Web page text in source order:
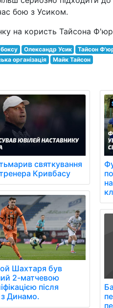
бою з Усиком.
на користь Тайсона
Олександр Усик Тайсон
організація Майк Тайсон
святкування
Кривбасу
Шахтаря був
2-матчевою
після
з Динамо.